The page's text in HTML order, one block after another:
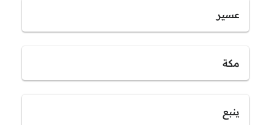
عسير
مكة
ينبع